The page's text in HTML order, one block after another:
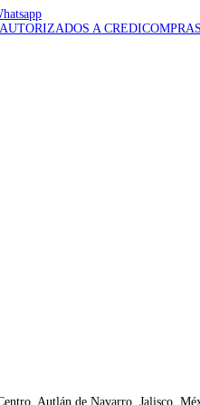
A CREDICOMPRAS
Autlán de Navarro, Jalisco,